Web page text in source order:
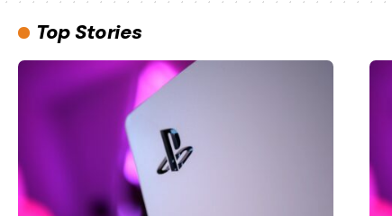
Top Stories